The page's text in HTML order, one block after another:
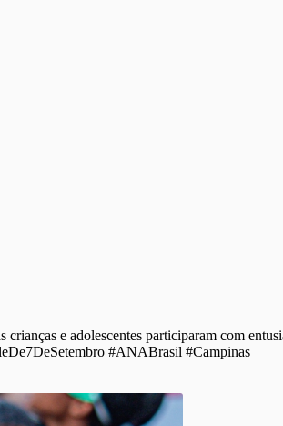
e adolescentes participaram com
#ANABrasil #Campinas